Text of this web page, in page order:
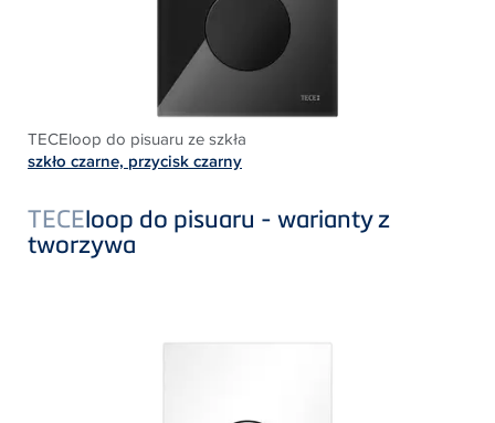
TECEloop do pisuaru ze szkła
szkło czarne, przycisk czarny
TECEloop do pisuaru - warianty z
tworzywa